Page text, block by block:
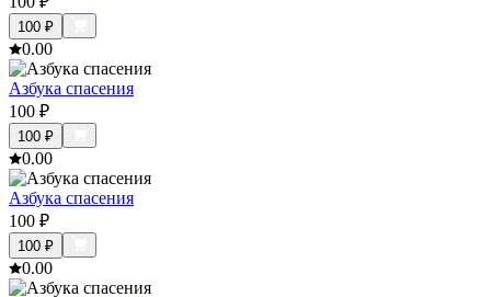
100 ₽
0.00
Азбука спасения
100 ₽
100 ₽
0.00
Азбука спасения
100 ₽
100 ₽
0.00